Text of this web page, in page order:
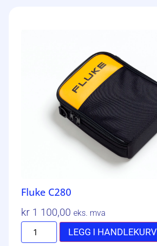
Fluke C280
kr1 100,00 eks. mva
LEGG I HANDLEKURV